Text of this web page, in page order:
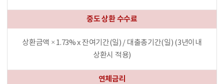
중도 상환 수수료
상환금액 × 1.73% x 잔여기간(일) / 대출총기간(일) (3년이내
상환시 적용)
연체금리